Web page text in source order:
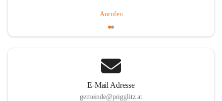
Anrufen
E-Mail Adresse
gemeinde@prigglitz.at